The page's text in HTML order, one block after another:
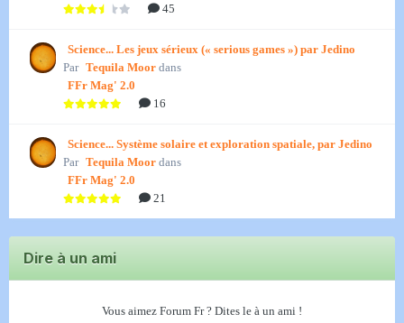
45
Science... Les jeux sérieux (« serious games ») par Jedino
Par Tequila Moor dans
FFr Mag' 2.0
16
Science... Système solaire et exploration spatiale, par Jedino
Par Tequila Moor dans
FFr Mag' 2.0
21
Dire à un ami
Vous aimez Forum Fr ? Dites le à un ami !